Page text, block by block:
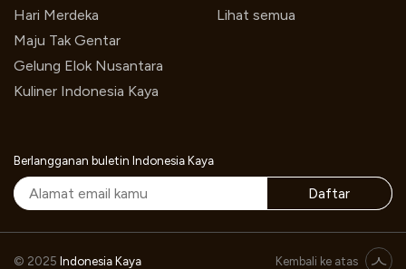
Hari Merdeka
Maju Tak Gentar
Gelung Elok Nusantara
Kuliner Indonesia Kaya
Lihat semua
Berlangganan buletin Indonesia Kaya
Daftar
© 2025 Indonesia Kaya Kembali ke atas